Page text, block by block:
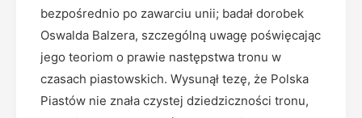
bezpośrednio po zawarciu unii; badał dorobek
Oswalda Balzera, szczególną uwagę poświęcając
jego teoriom o prawie następstwa tronu w
czasach piastowskich. Wysunął tezę, że Polska
Piastów nie znała czystej dziedziczności tronu,